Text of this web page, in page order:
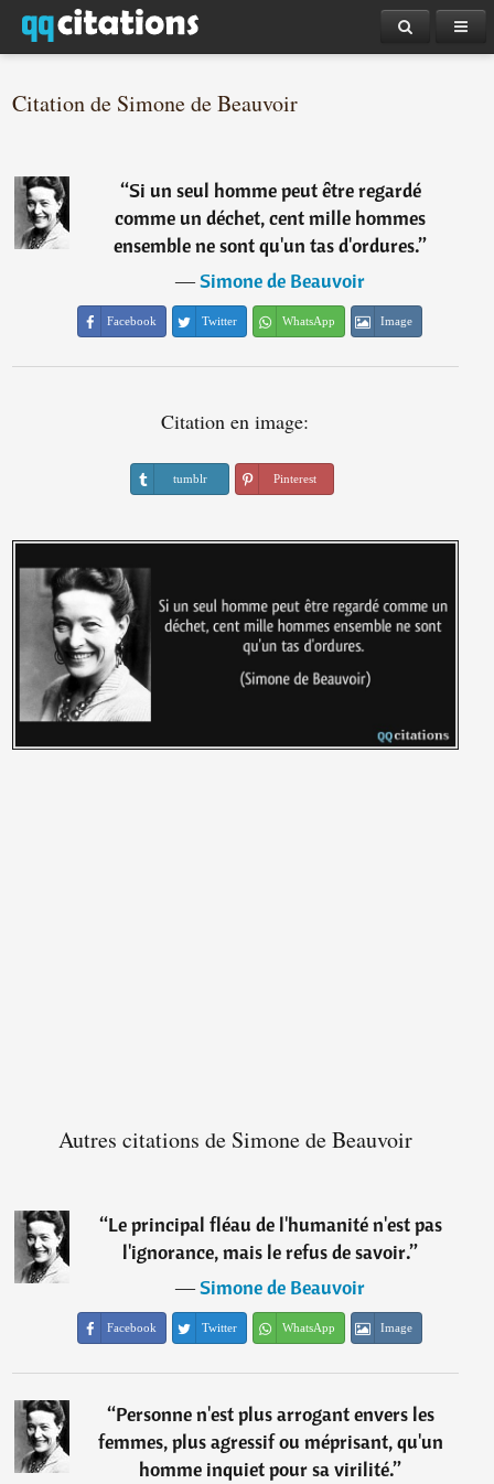
Citation de Simone de Beauvoir
“Si un seul homme peut être regardé
comme un déchet, cent mille hommes
ensemble ne sont qu'un tas d'ordures.”
―Simone de Beauvoir
Facebook Twitter WhatsApp Image
Citation en image:
tumblr Pinterest
Autres citations de Simone de Beauvoir
“Le principal fléau de l'humanité n'est pas
l'ignorance, mais le refus de savoir.”
―Simone de Beauvoir
Facebook Twitter WhatsApp Image
“Personne n'est plus arrogant envers les
femmes, plus agressif ou méprisant, qu'un
homme inquiet pour sa virilité.”